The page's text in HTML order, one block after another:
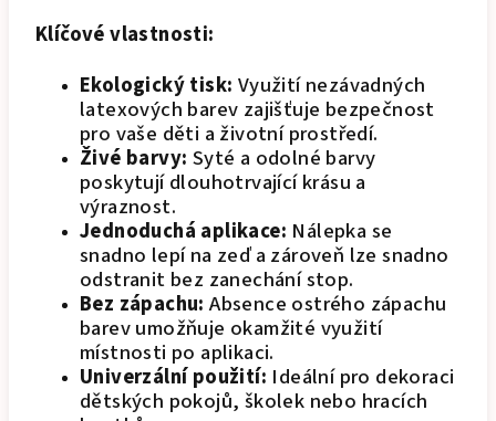
Klíčové vlastnosti:
Ekologický tisk: Využití nezávadných
latexových barev zajišťuje bezpečnost
pro vaše děti a životní prostředí.
Živé barvy: Syté a odolné barvy
poskytují dlouhotrvající krásu a
výraznost.
Jednoduchá aplikace: Nálepka se
snadno lepí na zeď a zároveň lze snadno
odstranit bez zanechání stop.
Bez zápachu:Absence ostrého zápachu
barev umožňuje okamžité využití
místnosti po aplikaci.
Univerzální použití: Ideální pro dekoraci
dětských pokojů, školek nebo hracích